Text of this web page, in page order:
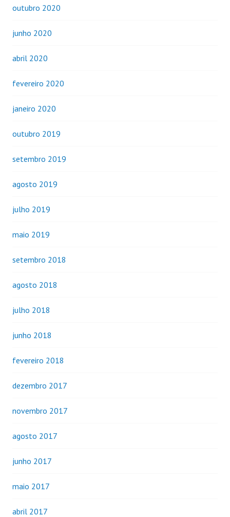
outubro 2020
junho 2020
abril 2020
fevereiro 2020
janeiro 2020
outubro 2019
setembro 2019
agosto 2019
julho 2019
maio 2019
setembro 2018
agosto 2018
julho 2018
junho 2018
fevereiro 2018
dezembro 2017
novembro 2017
agosto 2017
junho 2017
maio 2017
abril 2017